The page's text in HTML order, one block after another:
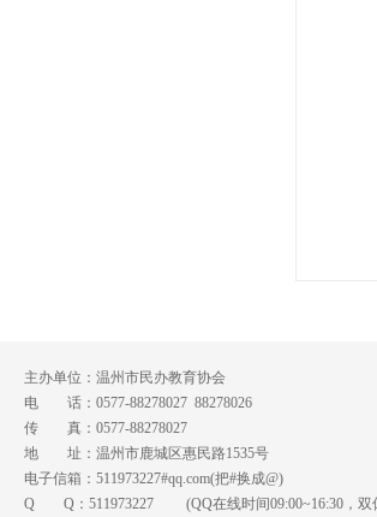
主办单位：温州市民办教育协会
电 话：0577-88278027 88278026
传 真：0577-88278027
地 址：温州市鹿城区惠民路1535号
电子信箱：511973227#qq.com(把#换成@)
Q Q： 511973227 (QQ在线时间09:00~16:30，双